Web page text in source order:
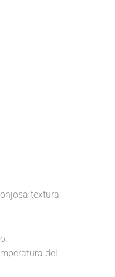
textura
del